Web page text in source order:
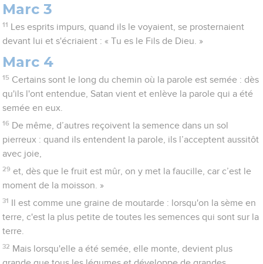
Marc 3
11
Les esprits impurs, quand ils le voyaient, se prosternaient
devant lui et s'écriaient : « Tu es le Fils de Dieu. »
Marc 4
15 Certains sont le long du chemin où la parole est semée : dès
qu'ils l'ont entendue, Satan vient et enlève la parole qui a été
semée en eux.
16 De même, d’autres reçoivent la semence dans un sol
pierreux : quand ils entendent la parole, ils l’acceptent aussitôt
avec joie,
29 et, dès que le fruit est mûr, on y met la faucille, car c’est le
moment de la moisson. »
31
Il est comme une graine de moutarde : lorsqu'on la sème en
terre, c'est la plus petite de toutes les semences qui sont sur la
terre.
32 Mais lorsqu'elle a été semée, elle monte, devient plus